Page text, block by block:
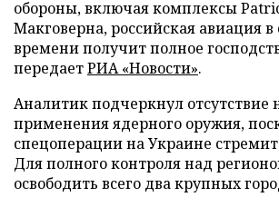
обороны, включая комплексы
Макговерна, российская авиация в
времени получит полное
передаетРИА «Новости».
Аналитик подчеркнул отсутствие
применения ядерного оружия,
спецоперации на Украине
Для полного контроля над
освободить всего два крупных